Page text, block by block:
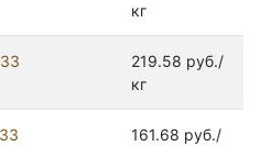
кг
219.58 руб./
кг
161.68 руб./